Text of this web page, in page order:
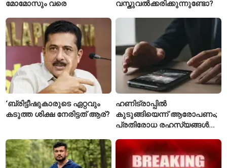
മോമോസും വരെ
വസ്തുവൽക്കരിക്കുന്നുണ്ടോ?
‘ബ്രിട്ടീഷുകാരുടെ ഏറ്റവും
കടുത്ത ശിക്ഷ നേരിട്ടത് ആര്?
ഹണിട്രാപ്പിൽ
കുടുങ്ങിയെന്ന് ആരോപണം;
പ്രതിരോധ രഹസ്യങ്ങൾ
വിങ് കമാൻഡർ അറസ്റ്റിൽ